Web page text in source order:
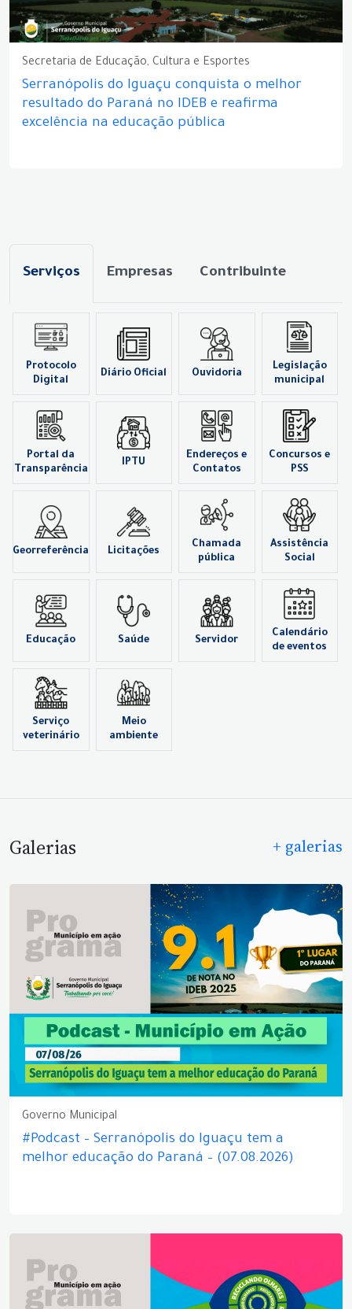
Secretaria de Educação, Cultura e Esportes
Serranópolis do Iguaçu conquista o melhor
resultado do Paraná no IDEB e reafirma
excelência na educação pública
Serviços Empresas Contribuinte
Protocolo
Digital
Diário Oficial Ouvidoria
Legislação
municipal
Portal da
Transparência
IPTU
Endereços e
Contatos
Concursos e
PSS
Georreferência Licitações
Chamada
pública
Assistência
Social
Educação Saúde Servidor
Calendário
de eventos
Serviço
veterinário
Meio
ambiente
Galerias + galerias
Governo Municipal
#Podcast – Serranópolis do Iguaçu tem a
melhor educação do Paraná – (07.08.2026)